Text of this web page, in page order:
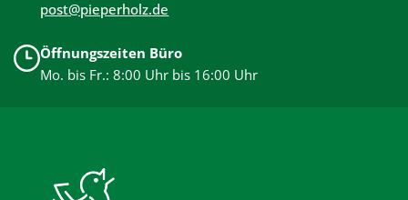
post@pieperholz.de
Öffnungszeiten Büro
Mo. bis Fr.: 8:00 Uhr bis 16:00 Uhr